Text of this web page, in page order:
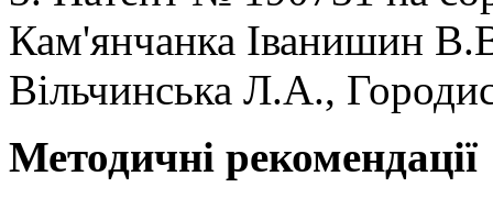
Кам'янчанка Іванишин
Вільчинська Л.А.,
Методичні рекомендації